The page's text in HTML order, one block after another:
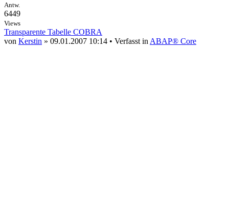
Antw.
6449
Views
Transparente Tabelle COBRA
von Kerstin » 09.01.2007 10:14 • Verfasst in ABAP® Core